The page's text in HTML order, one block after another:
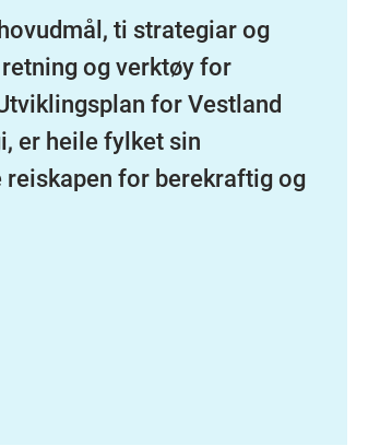
ti strategiar og
og verktøy for
for Vestland
er heile fylket sin
for berekraftig og